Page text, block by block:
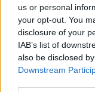
us or personal
your opt-out. You
disclosure of your
IAB’s list of
also be disclosed
Downstream
La strategia
Nonostante le
Liverpool
costo